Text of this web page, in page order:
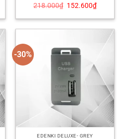
218.000₫ Giá
là:
152.600₫Giá
hiện
tại
-30%
EDENKI DELUXE- GREY